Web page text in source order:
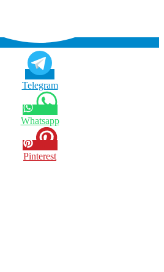
Telegram
Whatsapp
Pinterest